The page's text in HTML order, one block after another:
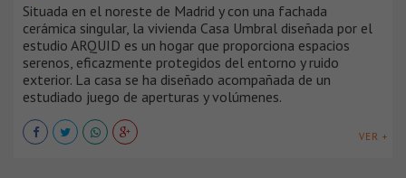
Situada en el noreste de Madrid y con una fachada
cerámica singular, la vivienda Casa Umbral diseñada por el
estudio ARQUID es un hogar que proporciona espacios
serenos, eficazmente protegidos del entorno y ruido
exterior. La casa se ha diseñado acompañada de un
estudiado juego de aperturas y volúmenes.
VER +